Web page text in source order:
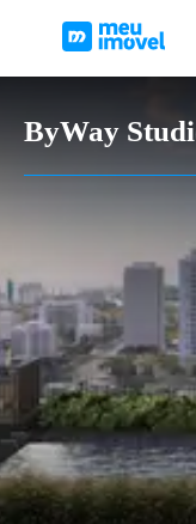
ByWay